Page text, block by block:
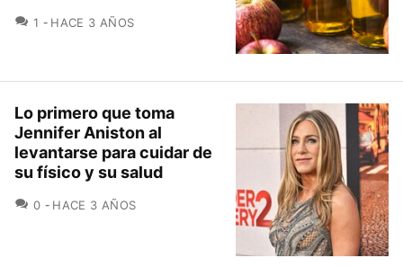
1 COMENTARIOS
HACE 3 AÑOS
Lo primero que toma
Jennifer Aniston al
levantarse para cuidar de
su físico y su salud
0 COMENTARIOS
HACE 3 AÑOS